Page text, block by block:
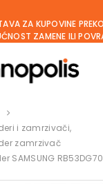
ZA KUPOVINE
ZAMENE ILI
i zamrzivači,
zamrzivač
SAMSUNG